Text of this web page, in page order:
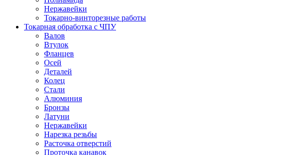
Нержавейки
Токарно-винторезные работы
Токарная обработка с ЧПУ
Валов
Втулок
Фланцев
Осей
Деталей
Колец
Стали
Алюминия
Бронзы
Латуни
Нержавейки
Нарезка резьбы
Расточка отверстий
Проточка канавок